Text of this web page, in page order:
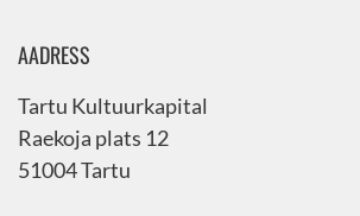
AADRESS
Tartu Kultuurkapital
Raekoja plats 12
51004 Tartu